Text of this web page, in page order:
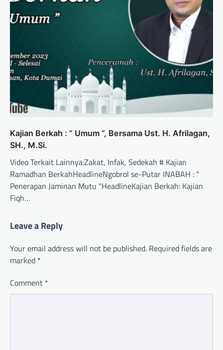
Kajian Berkah : ” Umum “, Bersama Ust. H. Afrilagan,
SH., M.Si.
Video Terkait Lainnya:Zakat, Infak, Sedekah # Kajian
Ramadhan BerkahHeadlineNgobrol se-Putar INABAH : "
Penerapan Jaminan Mutu "HeadlineKajian Berkah: Kajian
Fiqh…
Leave a Reply
Your email address will not be published. Required fields are
marked *
Comment *